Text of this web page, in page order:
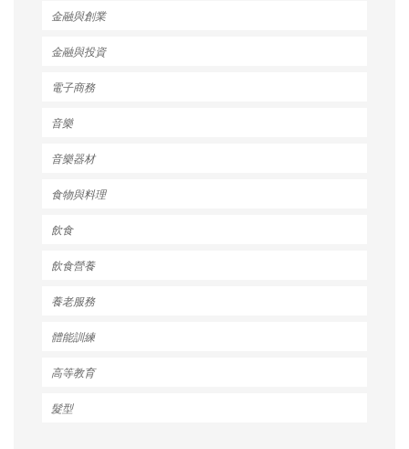
金融與創業
金融與投資
電子商務
音樂
音樂器材
食物與料理
飲食
飲食營養
養老服務
體能訓練
高等教育
髮型